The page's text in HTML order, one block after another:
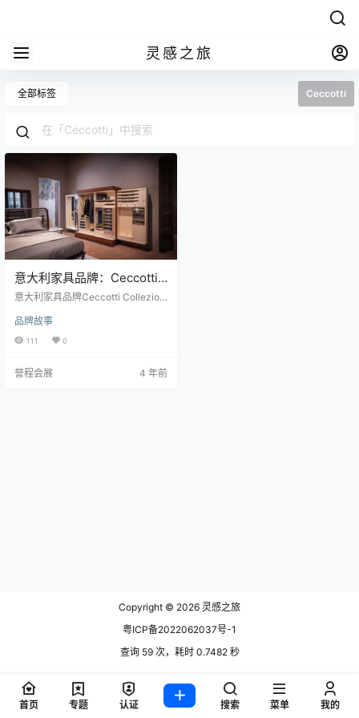
灵感之旅
全部标签 Ceccotti
意大利家具品牌：Ceccotti
的绅士精神
意大利家具品牌Ceccotti Collezioni
位于托伦蒂诺的公司的米兰空间开
始，展示绅士衣柜。 由Guglielmo U
重新发现和更新，绅士是“luxury wa
品牌故事
111 0
誉程会展 4 年前
Copyright © 2026 灵感之旅
粤ICP备2022062037号-1
查询 59 次，耗时 0.7482 秒
首页 专题 认证 搜索 菜单 我的